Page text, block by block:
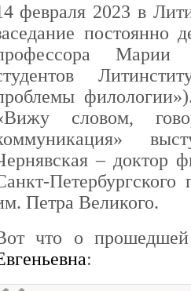
февраля 2023 в
постоянно
Марии
словом,
– доктор
Петербургского
Петра Великого.
что о
: